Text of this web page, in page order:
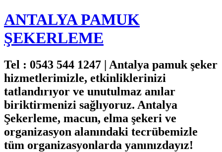
ANTALYA PAMUK
ŞEKERLEME
Tel : 0543 544 1247 | Antalya pamuk şeker
hizmetlerimizle, etkinliklerinizi
tatlandırıyor ve unutulmaz anılar
biriktirmenizi sağlıyoruz. Antalya
Şekerleme, macun, elma şekeri ve
organizasyon alanındaki tecrübemizle
tüm organizasyonlarda yanınızdayız!